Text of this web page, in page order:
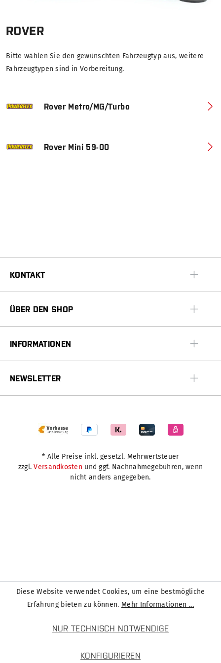
ROVER
Bitte wählen Sie den gewünschten Fahrzeugtyp aus, weitere
Fahrzeugtypen sind in Vorbereitung.
Rover Metro/MG/Turbo
Rover Mini 59-00
KONTAKT
ÜBER DEN SHOP
INFORMATIONEN
NEWSLETTER
* Alle Preise inkl. gesetzl. Mehrwertsteuer
zzgl.Versandkosten und ggf. Nachnahmegebühren, wenn
nicht anders angegeben.
Diese Website verwendet Cookies, um eine bestmögliche
Erfahrung bieten zu können. Mehr Informationen ...
NUR TECHNISCH NOTWENDIGE
KONFIGURIEREN